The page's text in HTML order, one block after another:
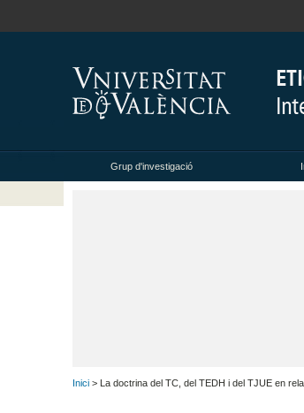
Grup d'investigació
Inici > La doctrina del TC, del TEDH i del TJUE en